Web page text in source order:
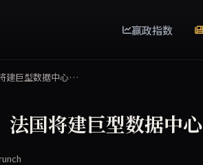
赢政指数
建巨型数据中心…
国将建巨型数据中心